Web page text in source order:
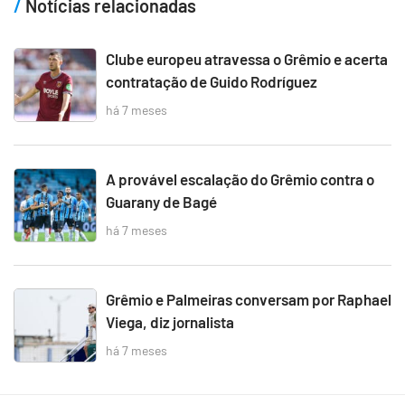
Notícias relacionadas
Clube europeu atravessa o Grêmio e acerta
contratação de Guido Rodríguez
há 7 meses
A provável escalação do Grêmio contra o
Guarany de Bagé
há 7 meses
Grêmio e Palmeiras conversam por Raphael
Viega, diz jornalista
há 7 meses